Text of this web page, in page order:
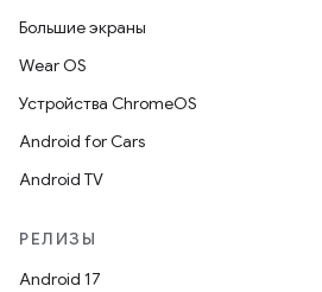
Большие экраны
Wear OS
Устройства ChromeOS
Android for Cars
Android TV
РЕЛИЗЫ
Android 17